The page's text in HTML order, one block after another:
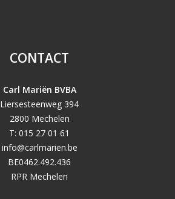
CONTACT
Carl Mariën BVBA
Liersesteenweg 394
2800 Mechelen
T: 015 27 01 61
info@carlmarien.be
BE0462.492.436
RPR Mechelen